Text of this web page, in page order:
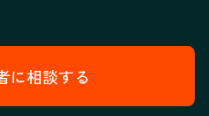
に相談する